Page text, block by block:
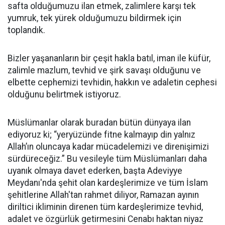
safta olduğumuzu ilan etmek, zalimlere karşı tek
yumruk, tek yürek olduğumuzu bildirmek için
toplandık.
Bizler yaşananların bir çeşit hakla batıl, iman ile küfür,
zalimle mazlum, tevhid ve şirk savaşı olduğunu ve
elbette cephemizi tevhidin, hakkın ve adaletin cephesi
olduğunu belirtmek istiyoruz.
Müslümanlar olarak buradan bütün dünyaya ilan
ediyoruz ki; “yeryüzünde fitne kalmayıp din yalnız
Allah’ın oluncaya kadar mücadelemizi ve direnişimizi
sürdüreceğiz.” Bu vesileyle tüm Müslümanları daha
uyanık olmaya davet ederken, başta Adeviyye
Meydanı'nda şehit olan kardeşlerimize ve tüm İslam
şehitlerine Allah'tan rahmet diliyor, Ramazan ayının
diriltici ikliminin direnen tüm kardeşlerimize tevhid,
adalet ve özgürlük getirmesini Cenabı haktan niyaz